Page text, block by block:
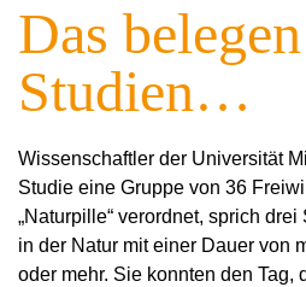
Das belegen
Studien…
Wissenschaftler der Universität
Studie eine Gruppe von 36
„Naturpille“ verordnet, sprich
in der Natur mit einer Dauer von
oder mehr. Sie konnten den Tag,